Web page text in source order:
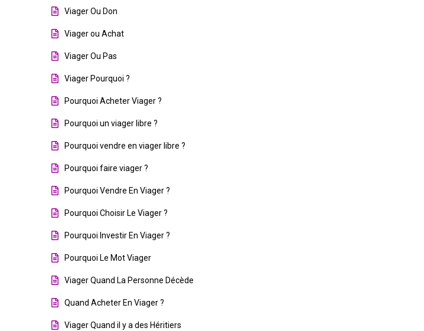
Viager Ou Don
Viager ou Achat
Viager Ou Pas
Viager Pourquoi ?
Pourquoi Acheter Viager ?
Pourquoi un viager libre ?
Pourquoi vendre en viager libre ?
Pourquoi faire viager ?
Pourquoi Vendre En Viager ?
Pourquoi Choisir Le Viager ?
Pourquoi Investir En Viager ?
Pourquoi Le Mot Viager
Viager Quand La Personne Décède
Quand Acheter En Viager ?
Viager Quand il y a des Héritiers